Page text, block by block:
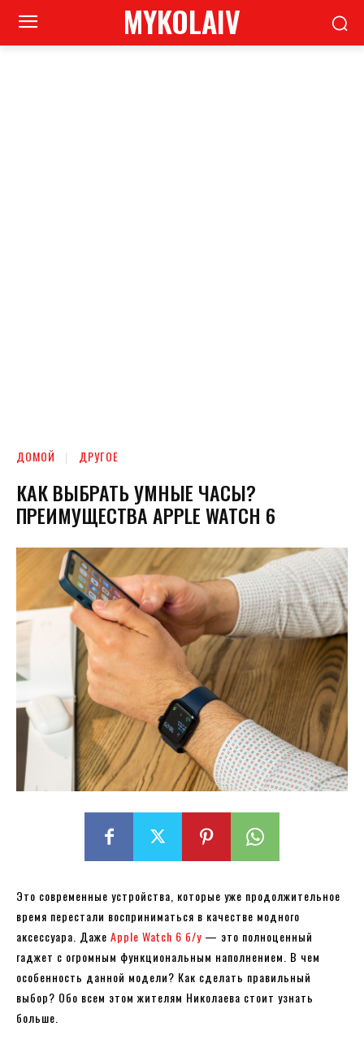
MYKOLAIV
ДОМОЙ ДРУГОЕ
КАК ВЫБРАТЬ УМНЫЕ ЧАСЫ?
ПРЕИМУЩЕСТВА APPLE WATCH 6
Это современные устройства, которые уже продолжительное
время перестали восприниматься в качестве модного
аксессуара. Даже Apple Watch 6 б/у — это полноценный
гаджет с огромным функциональным наполнением. В чем
особенность данной модели? Как сделать правильный
выбор? Обо всем этом жителям Николаева стоит узнать
больше.